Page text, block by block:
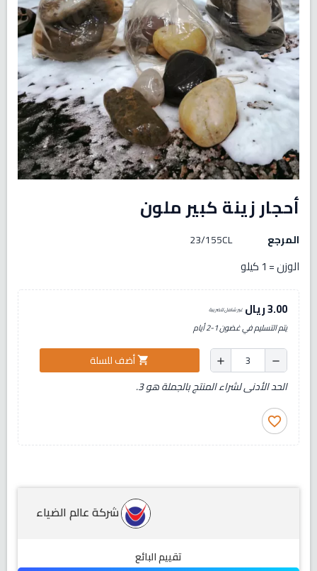
أحجار زينة كبير ملون
المرجع 23/155CL
الوزن = 1 كيلو
3.00 ريال غير شامل للضريبة
يتم التسليم في غضون 1-2 أيام
remove
add
shopping_cartأضف للسلة
الحد الأدنى لشراء المنتج بالجملة هو 3.
favorite_border
شركة عالم الضياء
تقييم البائع